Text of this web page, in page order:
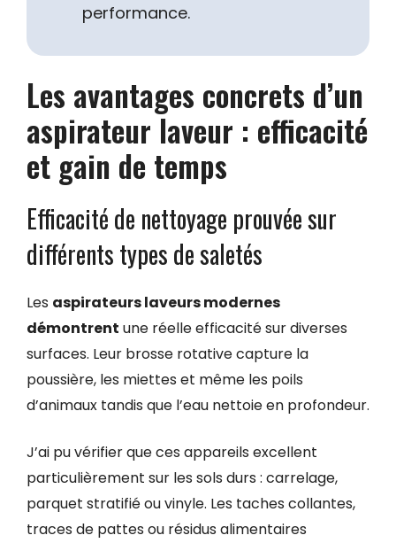
performance.
Les avantages concrets d’un
aspirateur laveur : efficacité
et gain de temps
Efficacité de nettoyage prouvée sur
différents types de saletés
Les aspirateurs laveurs modernes
démontrent une réelle efficacité sur diverses
surfaces. Leur brosse rotative capture la
poussière, les miettes et même les poils
d’animaux tandis que l’eau nettoie en profondeur.
J’ai pu vérifier que ces appareils excellent
particulièrement sur les sols durs : carrelage,
parquet stratifié ou vinyle. Les taches collantes,
traces de pattes ou résidus alimentaires